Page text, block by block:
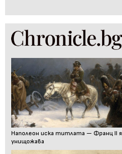
Наполеон иска титлата — Франц II я
унищожава